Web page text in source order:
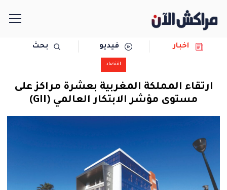
مجتمع
سياسة
حوادث
دولية
اخبار فيديو بحث
اقتصاد
ارتقاء المملكة المغربية بعشرة مراكز على
مستوى مؤشر الابتكار العالمي (GII)